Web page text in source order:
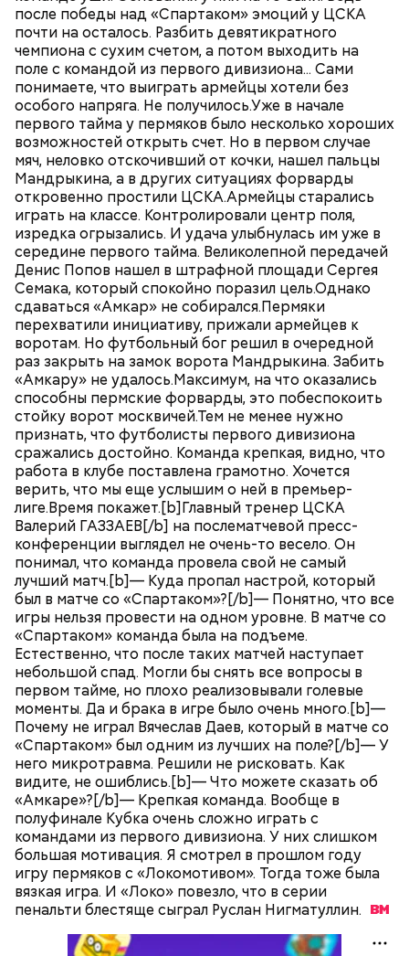
после победы над «Спартаком» эмоций у ЦСКА
почти на осталось. Разбить девятикратного
чемпиона с сухим счетом, а потом выходить на
поле с командой из первого дивизиона... Сами
понимаете, что выиграть армейцы хотели без
особого напряга. Не получилось.Уже в начале
первого тайма у пермяков было несколько хороших
возможностей открыть счет. Но в первом случае
мяч, неловко отскочивший от кочки, нашел пальцы
Мандрыкина, а в других ситуациях форварды
откровенно простили ЦСКА.Армейцы старались
играть на классе. Контролировали центр поля,
изредка огрызались. И удача улыбнулась им уже в
середине первого тайма. Великолепной передачей
Денис Попов нашел в штрафной площади Сергея
Семака, который спокойно поразил цель.Однако
сдаваться «Амкар» не собирался.Пермяки
перехватили инициативу, прижали армейцев к
воротам. Но футбольный бог решил в очередной
раз закрыть на замок ворота Мандрыкина. Забить
«Амкару» не удалось.Максимум, на что оказались
способны пермские форварды, это побеспокоить
стойку ворот москвичей.Тем не менее нужно
признать, что футболисты первого дивизиона
сражались достойно. Команда крепкая, видно, что
работа в клубе поставлена грамотно. Хочется
верить, что мы еще услышим о ней в премьер-
лиге.Время покажет.[b]Главный тренер ЦСКА
Валерий ГАЗЗАЕВ[/b] на послематчевой пресс-
конференции выглядел не очень-то весело. Он
понимал, что команда провела свой не самый
лучший матч.[b]— Куда пропал настрой, который
был в матче со «Спартаком»?[/b]— Понятно, что все
игры нельзя провести на одном уровне. В матче со
«Спартаком» команда была на подъеме.
Естественно, что после таких матчей наступает
небольшой спад. Могли бы снять все вопросы в
первом тайме, но плохо реализовывали голевые
моменты. Да и брака в игре было очень много.[b]—
Почему не играл Вячеслав Даев, который в матче со
«Спартаком» был одним из лучших на поле?[/b]— У
него микротравма. Решили не рисковать. Как
видите, не ошиблись.[b]— Что можете сказать об
«Амкаре»?[/b]— Крепкая команда. Вообще в
полуфинале Кубка очень сложно играть с
командами из первого дивизиона. У них слишком
большая мотивация. Я смотрел в прошлом году
игру пермяков с «Локомотивом». Тогда тоже была
вязкая игра. И «Локо» повезло, что в серии
пенальти блестяще сыграл Руслан Нигматуллин.